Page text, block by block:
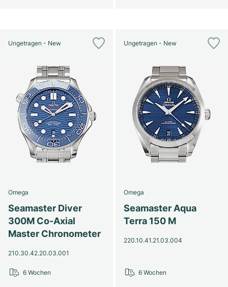
Ungetragen - New
Omega
Seamaster Diver
300M Co-Axial
Master Chronometer
210.30.42.20.03.001
6 Wochen
Ungetragen - New
Omega
Seamaster Aqua
Terra 150 M
220.10.41.21.03.004
6 Wochen